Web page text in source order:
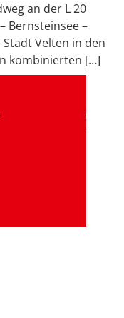
an der L 20
Bernsteinsee –
Velten in den
kombinierten […]